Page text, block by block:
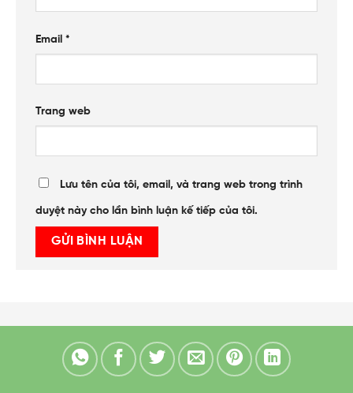
Email *
Trang web
Lưu tên của tôi, email, và trang web trong trình
duyệt này cho lần bình luận kế tiếp của tôi.